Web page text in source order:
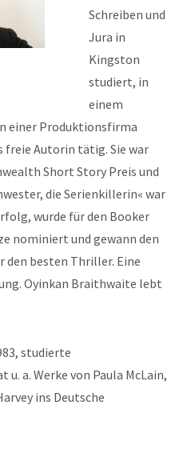
Schreiben und
Jura in
Kingston
studiert, in
einem
einer Produktionsfirma
freie Autorin tätig. Sie war
Short Story Preis und
die Serienkillerin« war
wurde für den Booker
nominiert und gewann den
den besten Thriller. Eine
Oyinkan Braithwaite lebt
studierte
a. Werke von Paula McLain,
ins Deutsche